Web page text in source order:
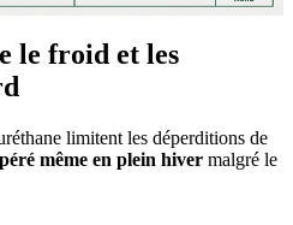
le froid et les
limitent les déperditions de
même en plein hiver malgré le